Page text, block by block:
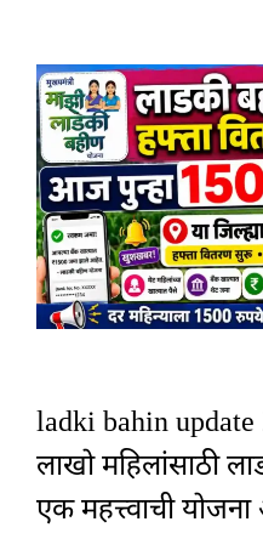
ladki bahin update
लाखो महिलांसाठी
एक महत्त्वाची